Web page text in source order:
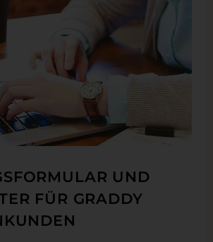
UND
FÜR GRADDY